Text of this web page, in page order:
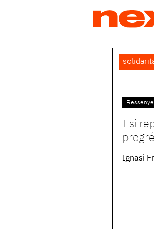
Back
to
I si
Ignasi